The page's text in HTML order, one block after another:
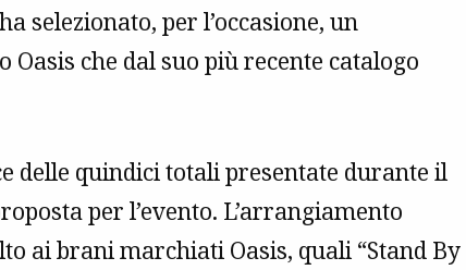
selezionato, per l’occasione, un
che dal suo più recente catalogo
delle quindici totali presentate durante il
per l’evento. L’arrangiamento
ai brani marchiati Oasis, quali “Stand By